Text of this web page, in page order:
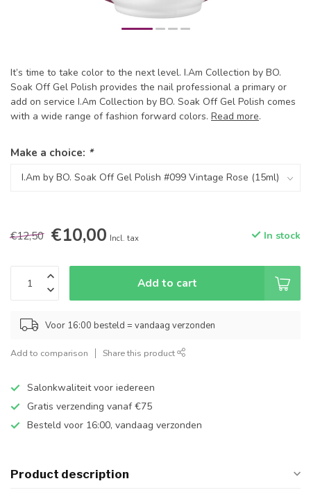
It’s time to take color to the next level. I.Am Collection by BO.
Soak Off Gel Polish provides the nail professional a primary or
add on service I.Am Collection by BO. Soak Off Gel Polish comes
with a wide range of fashion forward colors. Read more.
Make a choice: *
€12,50 €10,00 Incl. tax In stock
Add to cart
Voor 16:00 besteld = vandaag verzonden
Add to comparison Share this product
Salonkwaliteit voor iedereen
Gratis verzending vanaf €75
Besteld voor 16:00, vandaag verzonden
Product description